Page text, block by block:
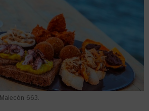
663.